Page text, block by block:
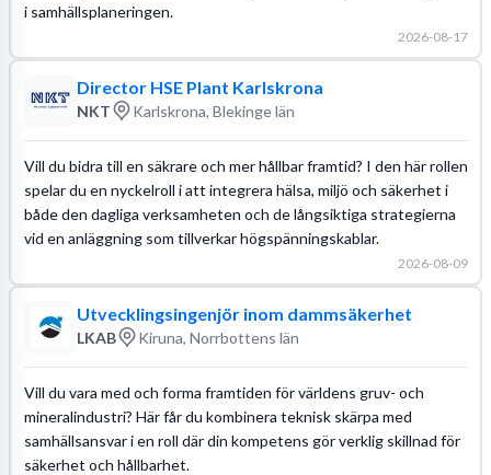
i samhällsplaneringen.
2026-08-17
Director HSE Plant Karlskrona
NKT Karlskrona, Blekinge län
Vill du bidra till en säkrare och mer hållbar framtid? I den här rollen
spelar du en nyckelroll i att integrera hälsa, miljö och säkerhet i
både den dagliga verksamheten och de långsiktiga strategierna
vid en anläggning som tillverkar högspänningskablar.
2026-08-09
Utvecklingsingenjör inom dammsäkerhet
LKAB Kiruna, Norrbottens län
Vill du vara med och forma framtiden för världens gruv- och
mineralindustri? Här får du kombinera teknisk skärpa med
samhällsansvar i en roll där din kompetens gör verklig skillnad för
säkerhet och hållbarhet.